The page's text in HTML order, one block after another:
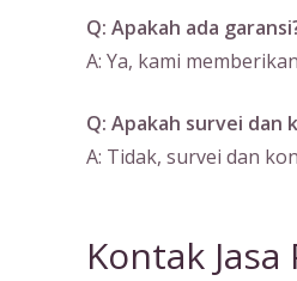
Q: Apakah ada
A: Ya, kami
Q: Apakah survei dan
A: Tidak, survei dan
Kontak